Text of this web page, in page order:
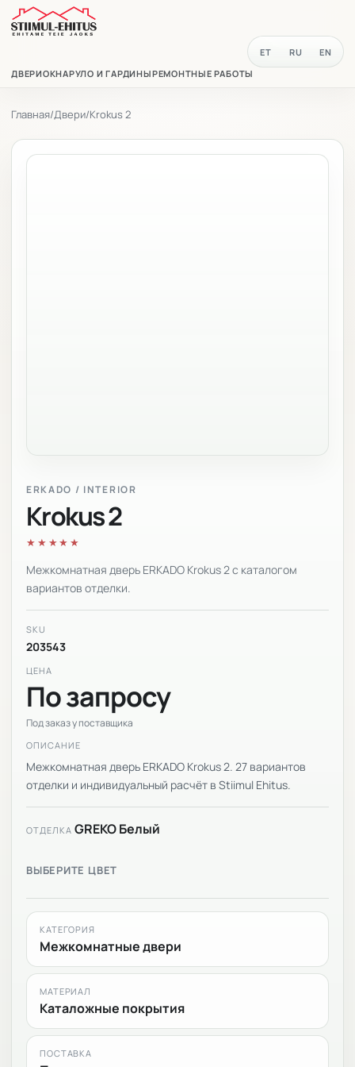
ДВЕРИОКНАРУЛО И ГАРДИНЫРЕМОНТНЫЕ РАБОТЫ
ET RU EN
Главная/Двери/Krokus 2
ERKADO / INTERIOR
Krokus 2
★★★★★
Межкомнатная дверь ERKADO Krokus 2 с каталогом
вариантов отделки.
SKU
203543
ЦЕНА
По запросу
Под заказ у поставщика
ОПИСАНИЕ
Межкомнатная дверь ERKADO Krokus 2. 27 вариантов
отделки и индивидуальный расчёт в Stiimul Ehitus.
ОТДЕЛКА GREKO Белый
ВЫБЕРИТЕ ЦВЕТ
КАТЕГОРИЯ
Межкомнатные двери
МАТЕРИАЛ
Каталожные покрытия
ПОСТАВКА